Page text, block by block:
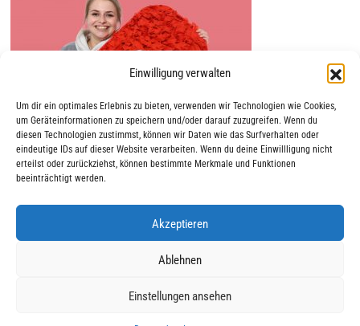
Einwilligung verwalten
Um dir ein optimales Erlebnis zu bieten, verwenden wir Technologien wie Cookies,
um Geräteinformationen zu speichern und/oder darauf zuzugreifen. Wenn du
diesen Technologien zustimmst, können wir Daten wie das Surfverhalten oder
eindeutige IDs auf dieser Website verarbeiten. Wenn du deine Einwillligung nicht
erteilst oder zurückziehst, können bestimmte Merkmale und Funktionen
beeinträchtigt werden.
Akzeptieren
Ablehnen
Einstellungen ansehen
| © 2025 AWO Ausbildung